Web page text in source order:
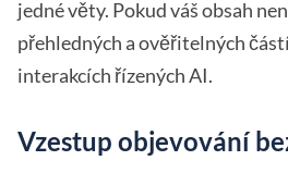
jedné věty. Pokud váš obsah
přehledných a ověřitelných
interakcích řízených AI.
Vzestup objevování